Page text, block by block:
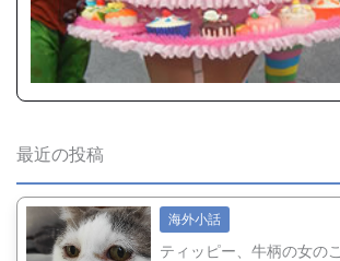
最近の投稿
海外小話
ティッピー、牛柄の女のこ